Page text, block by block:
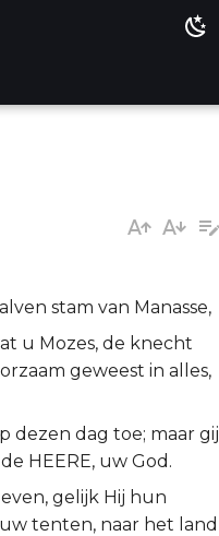
stam van Manasse,
u Mozes, de knecht
geweest in alles,
dezen dag toe; maar gij
HEERE, uw God.
gelijk Hij hun
tenten, naar het land